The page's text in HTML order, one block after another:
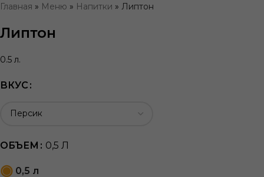
Главная » Меню » Напитки » Липтон
Липтон
0.5 л.
ВКУС
ОБЪЕМ 0,5 Л
0,5 л